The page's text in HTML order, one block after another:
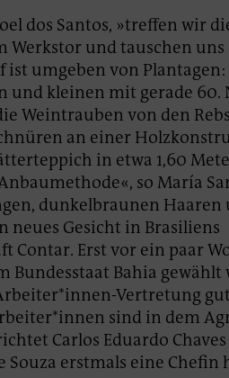
dos Santos, »treffen wir
und tauschen uns
ist umgeben von
kleinen mit gerade 60.
Weintrauben von den
an einer
in etwa 1,60
so María
dunkelbraunen Haaren
neues Gesicht in Brasiliens
Contar. Erst vor ein paar
Bundesstaat Bahia
Vertretung
sind in dem
Carlos Eduardo
Souza erstmals eine Chefin